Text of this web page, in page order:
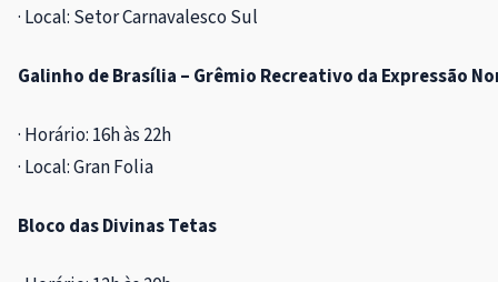
· Local: Setor Carnavalesco Sul
Galinho de Brasília – Grêmio Recreativo da Expressão
· Horário: 16h às 22h
· Local: Gran Folia
Bloco das Divinas Tetas